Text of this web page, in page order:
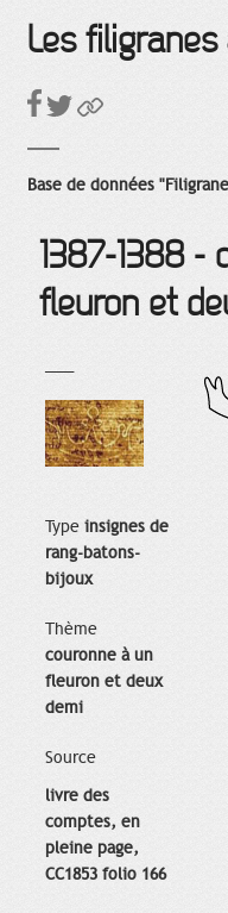
Les
Base de données
1387-1388 -
fleuron et
Type insignes de
rang-batons-
bijoux
Thème
couronne à un
fleuron et deux
demi
Source
livre des
comptes, en
pleine page,
CC1853 folio 166